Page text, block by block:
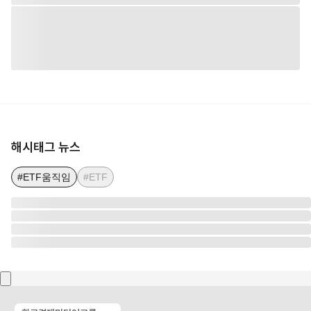
해시태그 뉴스
#ETF움직임 #ETF